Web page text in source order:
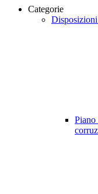
Categorie
Piano